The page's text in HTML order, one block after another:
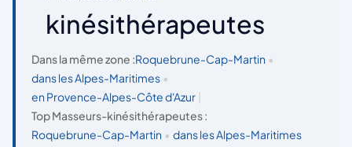
kinésithérapeutes
Dans la même zone :Roquebrune-Cap-Martin •
dans les Alpes-Maritimes •
en Provence-Alpes-Côte d'Azur
Top Masseurs-kinésithérapeutes :
Roquebrune-Cap-Martin • dans les Alpes-Maritimes